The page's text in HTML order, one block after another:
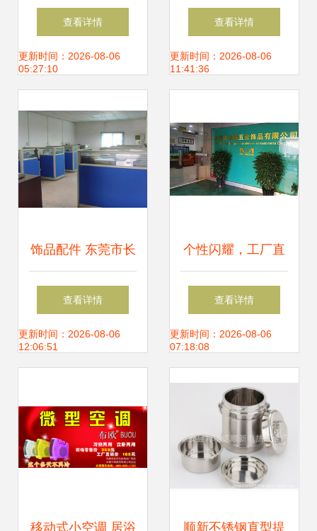
模具五金加工厂产
品概览 专业模具标
务
查看详情
更新时间：2026-08-06
05:27:10
造的工业艺术
查看详情
更新时间：2026-08-06
11:41:36
饰品配件 东莞市长
安功德五金饰品加
工厂在五金零售领
查看详情
更新时间：2026-08-06
12:06:51
个性闪耀，工厂直
销 18K金与钛钢字
母项链引领欧美简
查看详情
更新时间：2026-08-06
07:18:08
移动式小空调 居浴 顺新不锈钢直型提